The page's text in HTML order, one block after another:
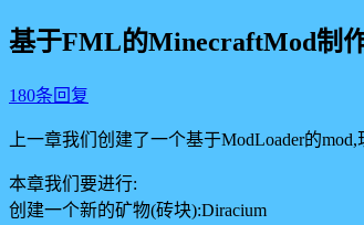
基于FML的MinecraftMod制
180条回复
上一章我们创建了一个基于ModLoader的
本章我们要进行:
创建一个新的矿物(砖块):Diracium